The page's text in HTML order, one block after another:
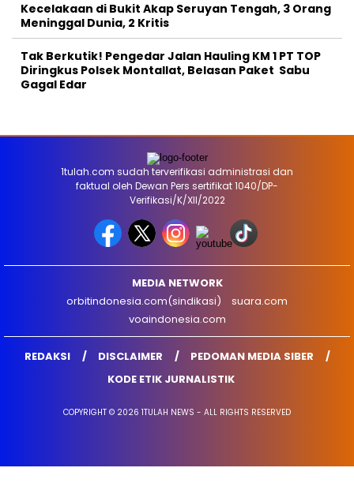
Kecelakaan di Bukit Akap Seruyan Tengah, 3 Orang
Meninggal Dunia, 2 Kritis
Tak Berkutik! Pengedar Jalan Hauling KM 1 PT TOP
Diringkus Polsek Montallat, Belasan Paket Sabu
Gagal Edar
1tulah.com sudah terverifikasi administrasi dan
faktual oleh Dewan Pers sertifikat 1040/DP-
Verifikasi/K/XII/2022
MEDIA NETWORK
orbitindonesia.com(sindikasi)
suara.com
voaindonesia.com
REDAKSI DISCLAIMER
PEDOMAN MEDIA SIBER
KODE ETIK JURNALISTIK
COPYRIGHT © 2026 1TULAH NEWS - ALL RIGHTS RESERVED